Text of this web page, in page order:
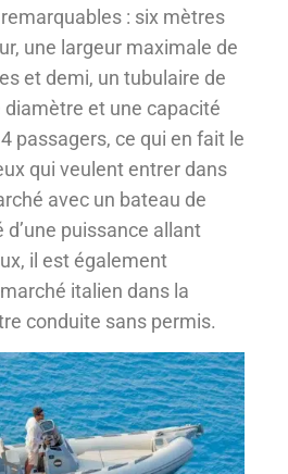
: six mètres
une largeur maximale de
et demi, un tubulaire de
et une capacité
passagers, ce qui en fait le
qui veulent entrer dans
avec un bateau de
puissance allant
il est également
italien dans la
conduite sans permis.